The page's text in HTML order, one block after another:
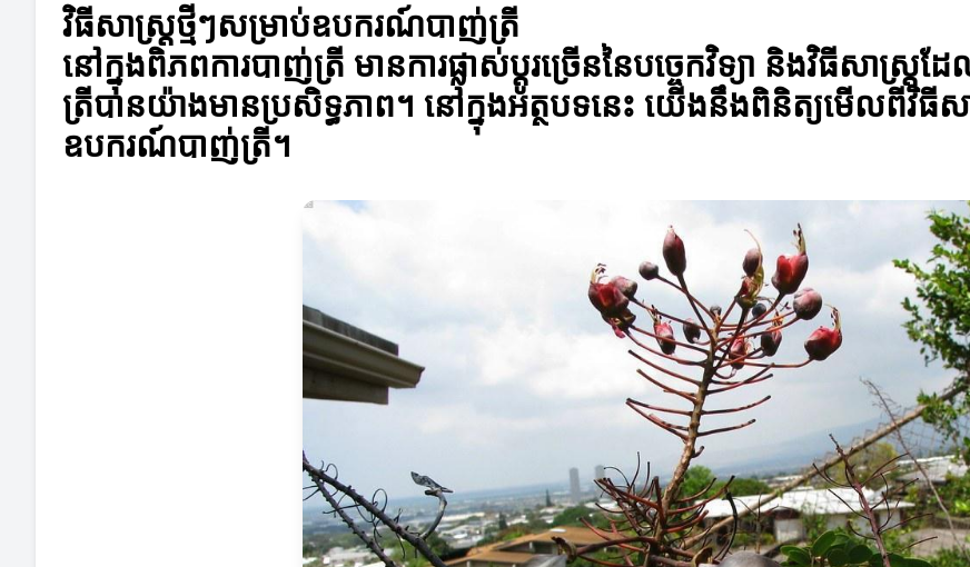
វិធីសាស្ត្រថ្មីៗសម្រាប់ឧបករណ៍បាញ់ត្រី
នៅក្នុងពិភពការបាញ់ត្រី មានការផ្លាស់ប្តូរច្រើននៃបច្ចេកវិទ្យា និងវិធីសា
ត្រីបានយ៉ាងមានប្រសិទ្ធភាព។ នៅក្នុងអត្ថបទនេះ យើងនឹងពិនិត្យមើលពីវិធីស
ឧបករណ៍បាញ់ត្រី។